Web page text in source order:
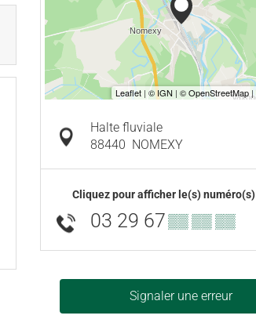
Halte fluviale
88440 NOMEXY
Cliquez pour afficher le(s) numéro(s)
03 29 67▒▒ ▒▒ ▒▒
Signaler une erreur